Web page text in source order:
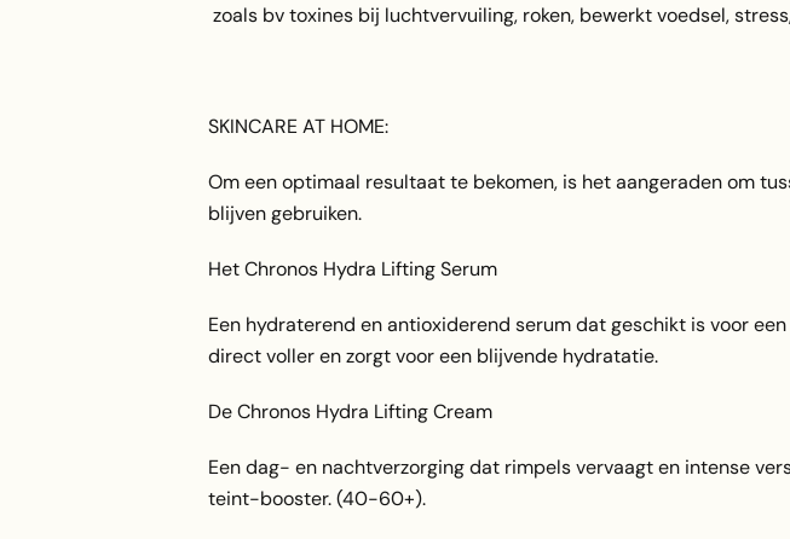
zoals bv toxines bij luchtvervuiling, roken, bewerkt voedsel,
SKINCARE AT HOME:
Om een optimaal resultaat te bekomen, is het aangeraden om
blijven gebruiken.
Het Chronos Hydra Lifting Serum
Een hydraterend en antioxiderend serum dat geschikt is voor
direct voller en zorgt voor een blijvende hydratatie.
De Chronos Hydra Lifting Cream
Een dag- en nachtverzorging dat rimpels vervaagt en intense
teint-booster. (40-60+).